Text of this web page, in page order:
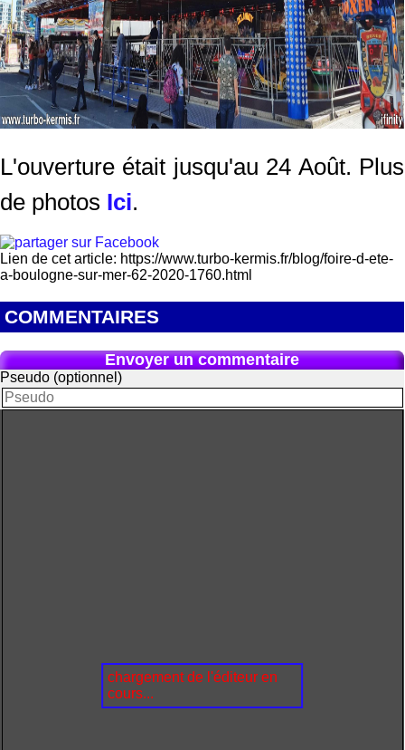
L'ouverture était jusqu'au 24 Août. Plus
de photos Ici.
Lien de cet article: https://www.turbo-kermis.fr/blog/foire-d-ete-
a-boulogne-sur-mer-62-2020-1760.html
COMMENTAIRES
Envoyer un commentaire
Pseudo (optionnel)
chargement de l'éditeur en
cours...